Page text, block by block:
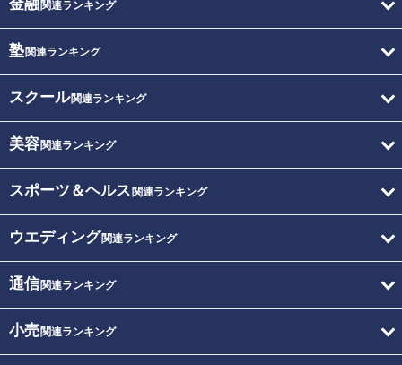
金融関連ランキング
塾関連ランキング
スクール関連ランキング
美容関連ランキング
スポーツ＆ヘルス 関連ランキング
ウエディング関連ランキング
通信関連ランキング
小売関連ランキング